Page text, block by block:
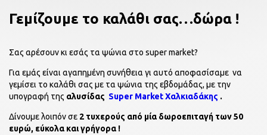
Γεμίζουμε το καλάθι σας…δώρα !
Σας αρέσουν κι εσάς τα ψώνια στο super market?
Για εμάς είναι αγαπημένη συνήθεια γι αυτό αποφασίσαμε να
γεμίσει το καλάθι σας με τα ψώνια της εβδομάδας, με την
υπογραφή της αλυσίδας Super Market Χαλκιαδάκης .
Δίνουμε λοιπόν σε 2 τυχερούς από μία δωροεπιταγή των 50
ευρώ, εύκολα και γρήγορα !